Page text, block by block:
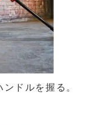
ドルを握る。